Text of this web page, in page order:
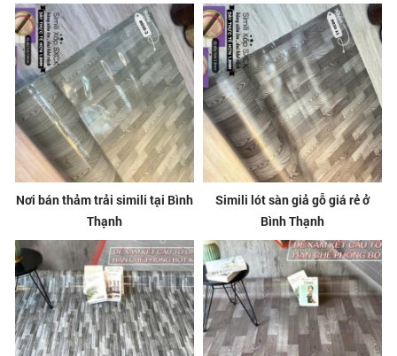
Nơi bán thảm trải simili tại Bình
Thạnh
Simili lót sàn giả gỗ giá rẻ ở
Bình Thạnh